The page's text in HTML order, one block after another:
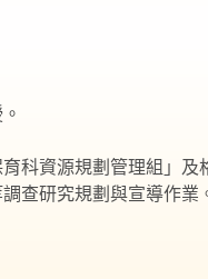
科資源規劃管理組」及
查研究規劃與宣導作業